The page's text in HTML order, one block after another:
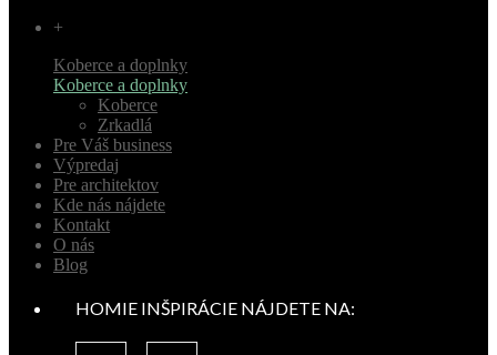
+
Koberce a doplnky
Koberce a doplnky
Koberce
Zrkadlá
Pre Váš business
Výpredaj
Pre architektov
Kde nás nájdete
Kontakt
O nás
Blog
HOMIE INŠPIRÁCIE NÁJDETE NA: